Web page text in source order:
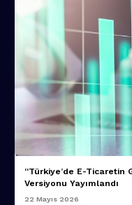
“Türkiye’de E-Ticaretin
Versiyonu Yayımlandı
22 Mayıs 2026